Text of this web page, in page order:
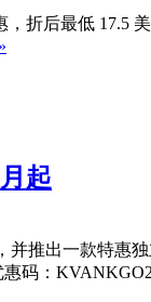
折后最低
起
推出一款特
惠码：